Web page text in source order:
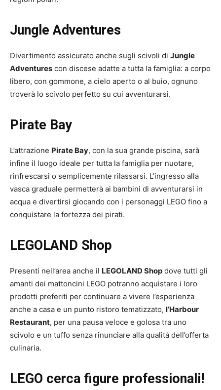
Jungle Adventures
Divertimento assicurato anche sugli scivoli di Jungle
Adventures con discese adatte a tutta la famiglia: a corpo
libero, con gommone, a cielo aperto o al buio, ognuno
troverà lo scivolo perfetto su cui avventurarsi.
Pirate Bay
L’attrazione Pirate Bay, con la sua grande piscina, sarà
infine il luogo ideale per tutta la famiglia per nuotare,
rinfrescarsi o semplicemente rilassarsi. L’ingresso alla
vasca graduale permetterà ai bambini di avventurarsi in
acqua e divertirsi giocando con i personaggi LEGO fino a
conquistare la fortezza dei pirati.
LEGOLAND Shop
Presenti nell’area anche il LEGOLAND Shop dove tutti gli
amanti dei mattoncini LEGO potranno acquistare i loro
prodotti preferiti per continuare a vivere l’esperienza
anche a casa e un punto ristoro tematizzato, l’Harbour
Restaurant, per una pausa veloce e golosa tra uno
scivolo e un tuffo senza rinunciare alla qualità dell’offerta
culinaria.
LEGO cerca figure professionali!